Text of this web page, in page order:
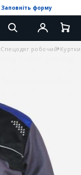
Заповніть форму
Спецодяг робочий